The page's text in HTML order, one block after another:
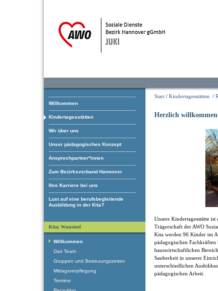
Willkommen
Kindertagesstätten
Wir über uns
Unser pädagogisches Konzept
Ansprechpartner*innen
Zum Bezirksverband Hannover
Ihre Karriere bei uns
Lust auf eine berufsbegleitende
Ausbildung in der Kita?
Start / Kindertagesstätten /
Herzlich willkommen
Unsere Kindertagesstätte
Trägerschaft der AWO
Kita werden 96 Kinder im
pädagogischen
hauswirtschaftlichen
Sauberkeit in unserer
unterschiedlichen
pädagogischen Arbeit.
Kita: Wunstorf
Willkommen
Das Team
Gruppen und Betreuungszeiten
Mittagsverpflegung
Termine